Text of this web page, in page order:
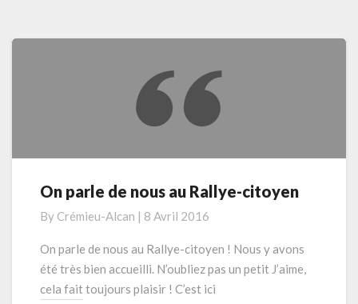
On
de
nous
Rallye-
citoyen
On parle de nous au Rallye-citoyen
By Crémieu-Alcan | 8 Avril 2016
On parle de nous au Rallye-citoyen ! Nous y avons
été très bien accueilli. N’oubliez pas un petit J’aime,
cela fait toujours plaisir ! C’est ici